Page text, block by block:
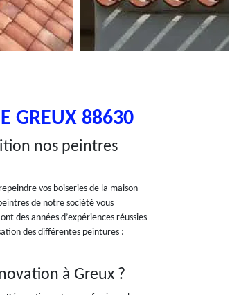
GREUX 88630
nos peintres
vos boiseries de la maison
de notre société vous
des années d’expériences réussies
des différentes peintures :
à Greux ?